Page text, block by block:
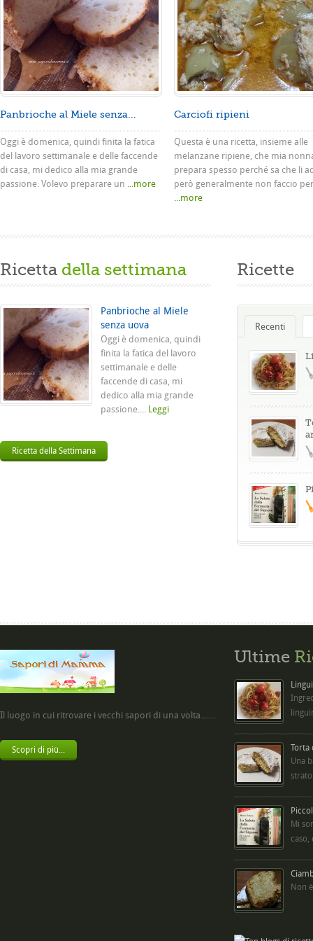
Panbrioche al Miele senza...
Oggi è domenica, quindi finita la fatica
del lavoro settimanale e delle faccende
di casa, mi dedico alla mia grande
passione. Volevo preparare un ...more
Carciofi ripieni
Questa è una ricetta, insieme alle
melanzane ripiene, che mia
prepara spesso perché sa che li
però generalmente non faccio
...more
Ricetta della settimana
Panbrioche al Miele
senza uova
Oggi è domenica, quindi
finita la fatica del lavoro
settimanale e delle
faccende di casa, mi
dedico alla mia grande
passione.... Leggi
Ricetta della Settimana
Ricette
Recenti
Il luogo in cui ritrovare i vecchi sapori di una volta.......
Scopri di più...
Ultime
Torta
Una
Mi
caso,
Non